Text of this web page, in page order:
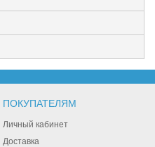
ПОКУПАТЕЛЯМ
Личный кабинет
Доставка